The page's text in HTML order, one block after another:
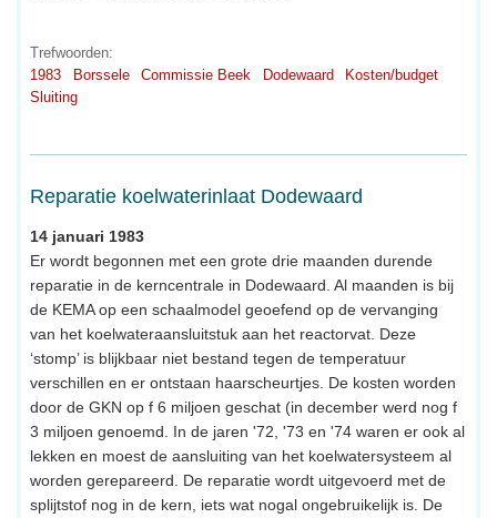
Trefwoorden:
1983
Borssele Commissie Beek Dodewaard
Kosten/budget
Sluiting
Reparatie koelwaterinlaat Dodewaard
14 januari 1983
Er wordt begonnen met een grote drie maanden durende
reparatie in de kerncentrale in Dodewaard. Al maanden is bij
de KEMA op een schaalmodel geoefend op de vervanging
van het koelwateraansluitstuk aan het reactorvat. Deze
‘stomp’ is blijkbaar niet bestand tegen de temperatuur
verschillen en er ontstaan haarscheurtjes. De kosten worden
door de GKN op f 6 miljoen geschat (in december werd nog f
3 miljoen genoemd. In de jaren '72, '73 en '74 waren er ook al
lekken en moest de aansluiting van het koelwatersysteem al
worden gerepareerd. De reparatie wordt uitgevoerd met de
splijtstof nog in de kern, iets wat nogal ongebruikelijk is. De